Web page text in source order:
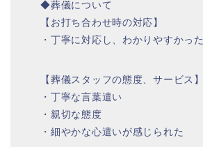
◆葬儀について
【お打ち合わせ時の対応】
・丁寧に対応し、わかりやすかった
【葬儀スタッフの態度、サービス】
・丁寧な言葉遣い
・親切な態度
・細やかな心遣いが感じられた